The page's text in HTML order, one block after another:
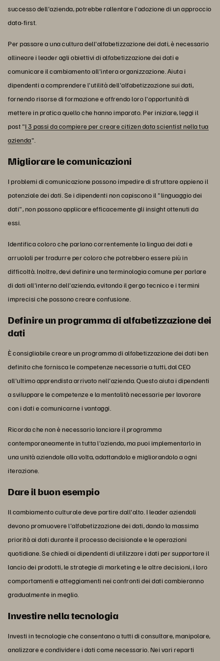
successo dell'azienda, potrebbe rallentare l'adozione di un approccio
data-first.
Per passare a una cultura dell'alfabetizzazione dei dati, è necessario
allineare i leader agli obiettivi di alfabetizzazione dei dati e
comunicare il cambiamento all'intera organizzazione. Aiuta i
dipendenti a comprendere l'utilità dell'alfabetizzazione sui dati,
fornendo risorse di formazione e offrendo loro l'opportunità di
mettere in pratica quello che hanno imparato. Per iniziare, leggi il
post "I 3 passi da compiere per creare citizen data scientist nella tua
azienda".
Migliorare le comunicazioni
I problemi di comunicazione possono impedire di sfruttare appieno il
potenziale dei dati. Se i dipendenti non capiscono il "linguaggio dei
dati", non possono applicare efficacemente gli insight ottenuti da
essi.
Identifica coloro che parlano correntemente la lingua dei dati e
arruolali per tradurre per coloro che potrebbero essere più in
difficoltà. Inoltre, devi definire una terminologia comune per parlare
di dati all'interno dell'azienda, evitando il gergo tecnico e i termini
imprecisi che possono creare confusione.
Definire un programma di alfabetizzazione dei
dati
È consigliabile creare un programma di alfabetizzazione dei dati ben
definito che fornisca le competenze necessarie a tutti, dal CEO
all'ultimo apprendista arrivato nell'azienda. Questo aiuta i dipendenti
a sviluppare le competenze e la mentalità necessarie per lavorare
con i dati e comunicarne i vantaggi.
Ricorda che non è necessario lanciare il programma
contemporaneamente in tutta l'azienda, ma puoi implementarlo in
una unità aziendale alla volta, adattandolo e migliorandolo a ogni
iterazione.
Dare il buon esempio
Il cambiamento culturale deve partire dall'alto. I leader aziendali
devono promuovere l'alfabetizzazione dei dati, dando la massima
priorità ai dati durante il processo decisionale e le operazioni
quotidiane. Se chiedi ai dipendenti di utilizzare i dati per supportare il
lancio dei prodotti, le strategie di marketing e le altre decisioni, i loro
comportamenti e atteggiamenti nei confronti dei dati cambieranno
gradualmente in meglio.
Investire nella tecnologia
Investi in tecnologie che consentano a tutti di consultare, manipolare,
analizzare e condividere i dati come necessario. Nei vari reparti